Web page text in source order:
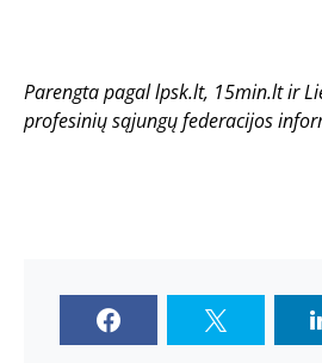
Parengta pagal lpsk.lt, 15min.lt ir
profesinių sąjungų federacijos